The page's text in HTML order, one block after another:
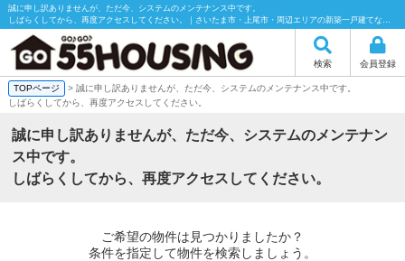
誠に申し訳ありませんが、ただ今、システムのメンテナンス中です。
しばらくしてから、再度アクセスしてください。｜さいたま市・上尾市・周辺エリアの新築一戸建てなら55HOUSING（55ハウジング）にお任せください！
検索 会員登録
TOPページ
> 誠に申し訳ありませんが、ただ今、システムのメンテナンス中です。
しばらくしてから、再度アクセスしてください。
誠に申し訳ありませんが、ただ今、システムのメンテナン
ス中です。
しばらくしてから、再度アクセスしてください。
ご希望の物件は見つかりましたか？
条件を指定して物件を検索しましょう。